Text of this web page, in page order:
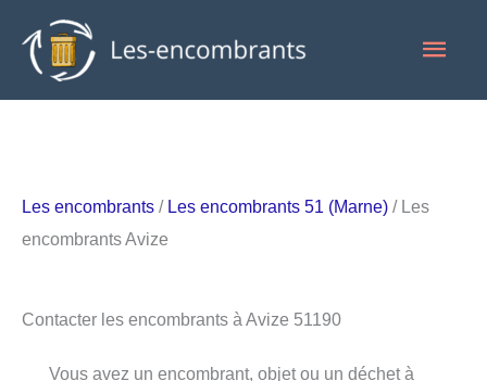
contenu
Les encombrants / Les encombrants 51 (Marne) / Les
encombrants Avize
Contacter les encombrants à Avize 51190
Vous avez un encombrant, objet ou un déchet à